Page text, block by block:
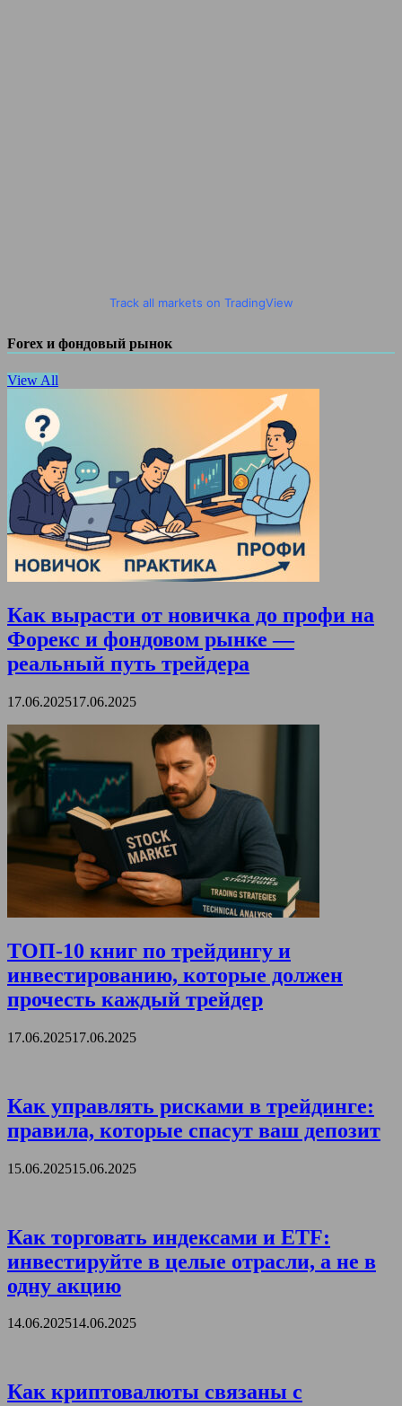
Track all markets on TradingView
Forex и фондовый рынок
View All
Как вырасти от новичка до профи на
Форекс и фондовом рынке —
реальный путь трейдера
17.06.202517.06.2025
ТОП-10 книг по трейдингу и
инвестированию, которые должен
прочесть каждый трейдер
17.06.202517.06.2025
Как управлять рисками в трейдинге:
правила, которые спасут ваш депозит
15.06.202515.06.2025
Как торговать индексами и ETF:
инвестируйте в целые отрасли, а не в
одну акцию
14.06.202514.06.2025
Как криптовалюты связаны с